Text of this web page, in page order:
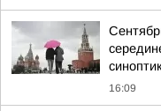
16:09